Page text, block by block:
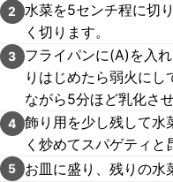
2
水菜を5センチ程に切
く切ります。
3
フライパンに(A)を入
りはじめたら弱火に
ながら5分ほど乳化させ
4 飾り用を少し残して水
く炒めてスパゲティと
5 お皿に盛り、残りの水